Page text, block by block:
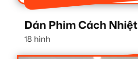
Dán Phim Cách Nhiệt
18 hình